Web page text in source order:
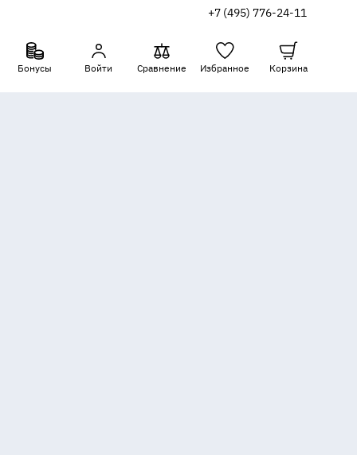
+7 (495) 776-24-11
Бонусы Войти Сравнение Избранное Корзина